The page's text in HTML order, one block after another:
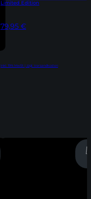
Limited Edition
79,95 €
Inkl. 19% MwSt | zzgl. Versandkosten